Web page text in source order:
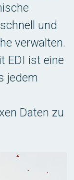
und
verwalten.
EDI ist eine
jedem
Daten zu